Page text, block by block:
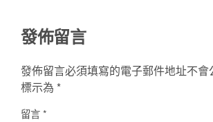
發佈留言
發佈留言必須填寫的電子郵件地址不會
標示為 *
留言*